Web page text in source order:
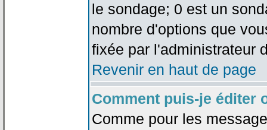
le sondage; 0 est un
nombre d'options que
fixée par l'administrateur
Revenir en haut de page
Comment puis-je éditer
Comme pour les